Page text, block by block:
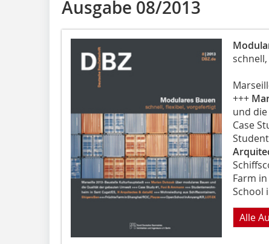
Ausgabe 08/2013
+++
und
Case
Farm
School
Alle